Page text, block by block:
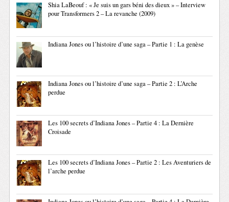
Shia LaBeouf : « Je suis un gars béni des dieux » – Interview
pour Transformers 2 – La revanche (2009)
Indiana Jones ou l’histoire d’une saga – Partie 1 : La genèse
Indiana Jones ou l’histoire d’une saga – Partie 2 : L’Arche
perdue
Les 100 secrets d’Indiana Jones – Partie 4 : La Dernière
Croisade
Les 100 secrets d’Indiana Jones – Partie 2 : Les Aventuriers de
l’arche perdue